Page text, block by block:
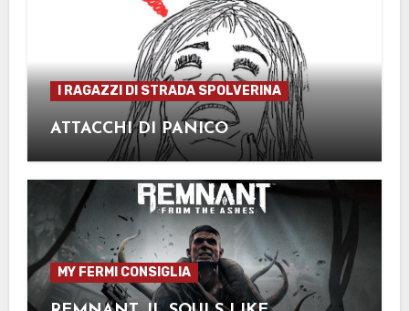
I RAGAZZI DI STRADA SPOLVERINA
ATTACCHI DI PANICO
MY FERMI CONSIGLIA